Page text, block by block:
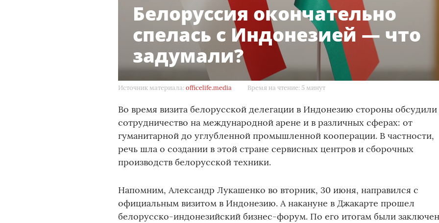
Белоруссия окончательно
спелась с Индонезией — что
задумали?
Источник материала:officelife.media Время на чтение: 5 минут
Во время визита белорусской делегации в Индонезию стороны обсудили
сотрудничество на международной арене и в различных сферах: от
гуманитарной до углубленной промышленной кооперации. В частности,
речь шла о создании в этой стране сервисных центров и сборочных
производств белорусской техники.
Напомним, Александр Лукашенко во вторник, 30 июня, направился с
официальным визитом в Индонезию. А накануне в Джакарте прошел
белорусско-индонезийский бизнес-форум. По его итогам были